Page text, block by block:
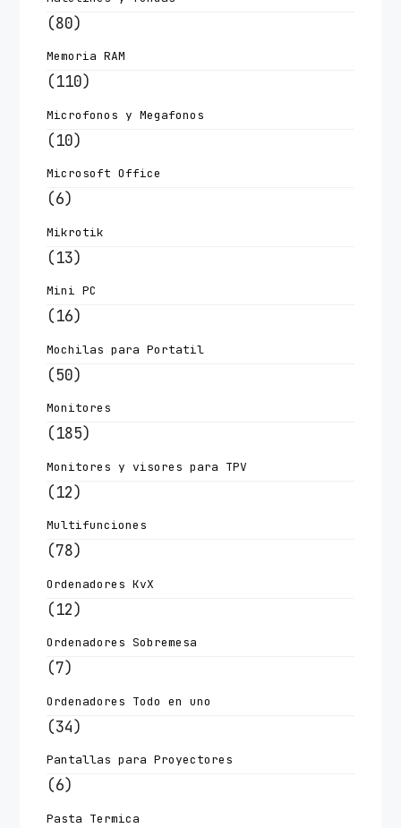
(80)
Memoria RAM
(110)
Microfonos y Megafonos
(10)
Microsoft Office
(6)
Mikrotik
(13)
Mini PC
(16)
Mochilas para Portatil
(50)
Monitores
(185)
Monitores y visores para TPV
(12)
Multifunciones
(78)
Ordenadores KvX
(12)
Ordenadores Sobremesa
(7)
Ordenadores Todo en uno
(34)
Pantallas para Proyectores
(6)
Pasta Termica